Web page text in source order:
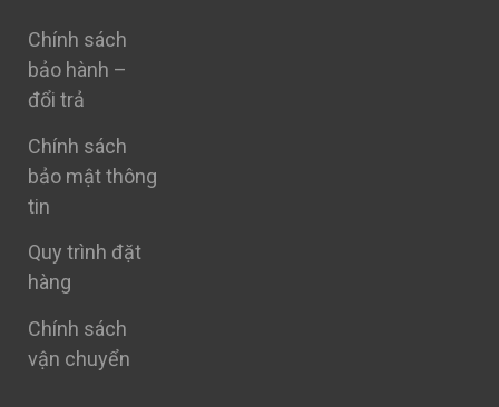
Chính sách
bảo hành –
đổi trả
Chính sách
bảo mật thông
tin
Quy trình đặt
hàng
Chính sách
vận chuyển